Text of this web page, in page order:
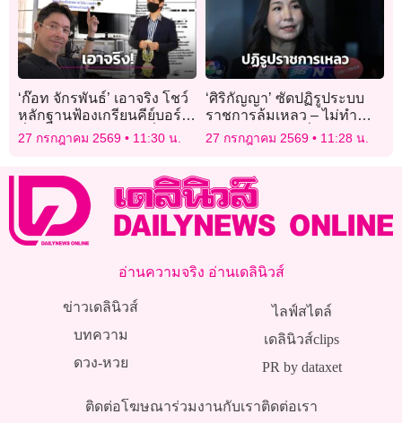
‘ก๊อท จักรพันธ์’ เอาจริง โชว์
หลักฐานฟ้องเกรียนคีย์บอร์ด
ลั่นเตรียมรอรับหมายที่บ้าน!
27 กรกฎาคม 2569 11:30 น.
‘ศิริกัญญา’ ซัดปฏิรูประบบ
ราชการล้มเหลว – ไม่ทำ
แผนภาพใหญ่ หวั่นคนเก่งๆ
ชิงขอเออร์ลี่
27 กรกฎาคม 2569 11:28 น.
อ่านความจริง อ่านเดลินิวส์
ข่าวเดลินิวส์
บทความ
ดวง-หวย
ไลฟ์สไตล์
เดลินิวส์clips
PR by dataxet
ติดต่อโฆษณาร่วมงานกับเราติดต่อเรา